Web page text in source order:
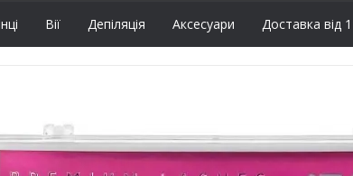
Вії Депіляція Аксесуари Доставка від